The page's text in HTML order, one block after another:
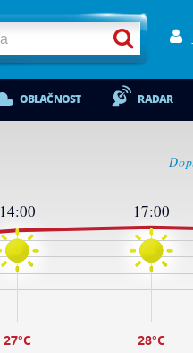
OBLAČNOST RADAR
14:00
27°C
17:00
28°C